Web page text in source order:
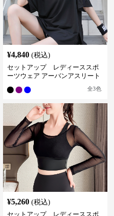
¥4,840 (税込)
セットアップ レディーススポ
ーツウェア アーバンアスリート
全3色
¥5,260 (税込)
セットアップ レディーススポ